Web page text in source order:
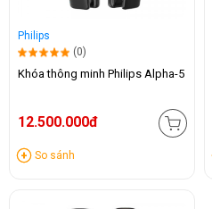
Philips
(0)
Khóa thông minh Philips Alpha-5
12.500.000đ
So sánh